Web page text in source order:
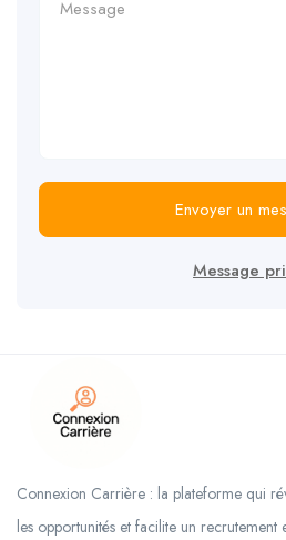
Envoyer un
Message
Connexion Carrière : la plateforme qui
les opportunités et facilite un recrutement